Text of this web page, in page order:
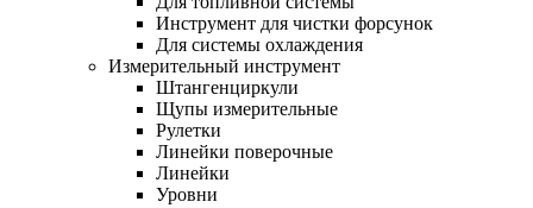
Инструмент для чистки форсунок
Для системы охлаждения
Измерительный инструмент
Штангенциркули
Щупы измерительные
Рулетки
Линейки поверочные
Линейки
Уровни